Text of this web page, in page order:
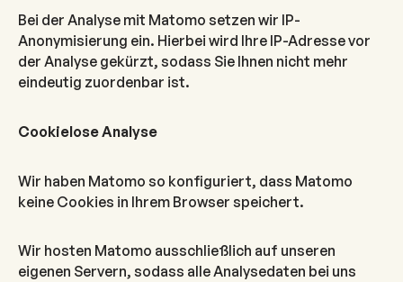
Bei der Analyse mit Matomo setzen wir IP-
Anonymisierung ein. Hierbei wird Ihre IP-Adresse vor
der Analyse gekürzt, sodass Sie Ihnen nicht mehr
eindeutig zuordenbar ist.
Cookielose Analyse
Wir haben Matomo so konfiguriert, dass Matomo
keine Cookies in Ihrem Browser speichert.
Wir hosten Matomo ausschließlich auf unseren
eigenen Servern, sodass alle Analysedaten bei uns